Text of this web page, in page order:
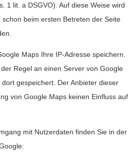
1 lit. a DSGVO). Auf diese Weise wird
beim ersten Betreten der Seite
Maps Ihre IP-Adresse speichern.
Regel an einen Server von Google
gespeichert. Der Anbieter dieser
von Google Maps keinen Einfluss auf
mit Nutzerdaten finden Sie in der